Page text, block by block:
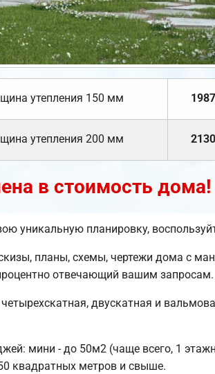
утепления 150 мм
утепления 200 мм
в стоимость дома!
уникальную планировку,
планы, схемы, чертежи дома с
отвечающий вашим запросам.
двускатная и
мини - до 50м2 (чаще всего, 1
квадратных метров и свыше.